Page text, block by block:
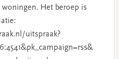
Het beroep is
uitspraak?